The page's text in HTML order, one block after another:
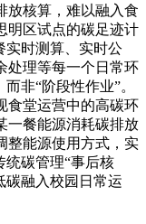
放核算，难以融入食
明区试点的碳足迹计
实时测算、实时公
处理等每一个日常环
非“阶段性作业”。
食堂运营中的高碳环
一餐能源消耗碳排放
整能源使用方式，实
统碳管理“事后核
碳融入校园日常运